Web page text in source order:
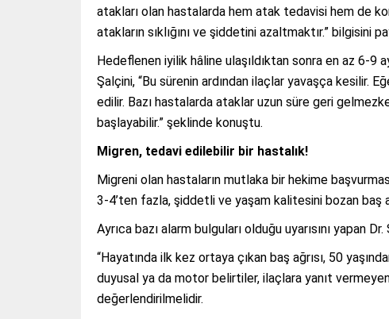
atakları olan hastalarda hem atak tedavisi hem de
atakların sıklığını ve şiddetini azaltmaktır.” bilgisini
Hedeflenen iyilik hâline ulaşıldıktan sonra en az 6-9
Şalçini, “Bu sürenin ardından ilaçlar yavaşça kesilir.
edilir. Bazı hastalarda ataklar uzun süre geri
başlayabilir.” şeklinde konuştu.
Migren, tedavi edilebilir bir hastalık!
Migreni olan hastaların mutlaka bir hekime
3-4’ten fazla, şiddetli ve yaşam kalitesini bozan baş
Ayrıca bazı alarm bulguları olduğu uyarısını yapan
“Hayatında ilk kez ortaya çıkan baş ağrısı, 50
duyusal ya da motor belirtiler, ilaçlara yanıt
değerlendirilmelidir.